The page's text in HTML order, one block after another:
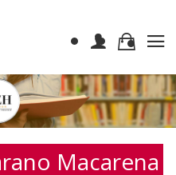
Macarena